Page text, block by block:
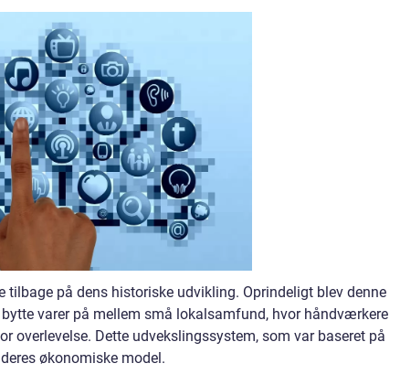
tilbage på dens historiske udvikling. Oprindeligt blev denne
varer på mellem små lokalsamfund, hvor håndværkere
overlevelse. Dette udvekslingssystem, som var baseret på
økonomiske model.